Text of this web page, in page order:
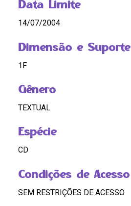
Data Limite
14/07/2004
Dimensão e Suporte
1F
Gênero
TEXTUAL
Espécie
CD
Condições de Acesso
SEM RESTRIÇÕES DE ACESSO